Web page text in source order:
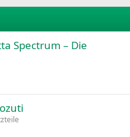
Spectrum – Die